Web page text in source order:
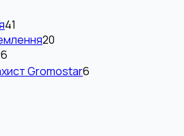
41
20
Gromostar6